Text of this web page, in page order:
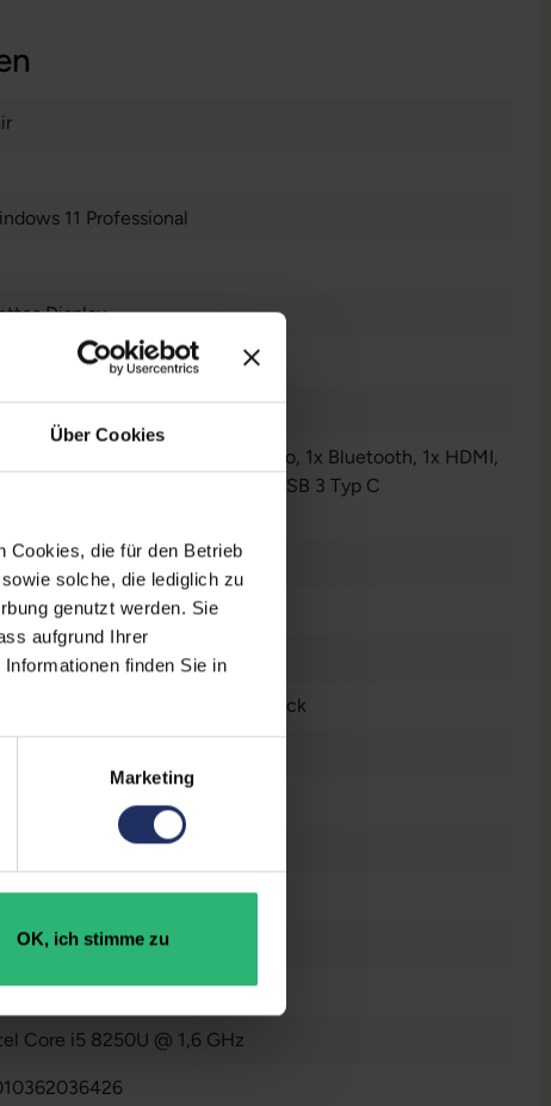
Über Cookies
Cookies, die für den Betrieb
solche, die lediglich zu
genutzt werden. Sie
aufgrund Ihrer
finden Sie in
Marketing
OK, ich stimme zu
11 Professional
Display
Audio / Mikrofon - 3.5 mm Combo, 1x Bluetooth, 1x HDMI,
, 2x USB 3 Typ C
Zoll
x 1080 FHD
(QWERTZ) ohne Ziffernblock
GB SSD
GB DDR4
Core i5 8250U @ 1,6 GHz